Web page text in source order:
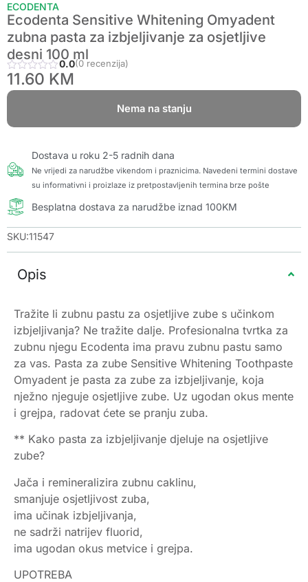
ECODENTA
Ecodenta Sensitive Whitening Omyadent
zubna pasta za izbjeljivanje za osjetljive
desni 100 ml
0.0(0 recenzija)
11.60 KM
Nema na stanju
Dostava u roku 2-5 radnih dana
Ne vrijedi za narudžbe vikendom i praznicima. Navedeni termini dostave
su informativni i proizlaze iz pretpostavljenih termina brze pošte
Besplatna dostava za narudžbe iznad 100KM
SKU:11547
Opis
Tražite li zubnu pastu za osjetljive zube s učinkom
izbjeljivanja? Ne tražite dalje. Profesionalna tvrtka za
zubnu njegu Ecodenta ima pravu zubnu pastu samo
za vas. Pasta za zube Sensitive Whitening Toothpaste
Omyadent je pasta za zube za izbjeljivanje, koja
nježno njeguje osjetljive zube. Uz ugodan okus mente
i grejpa, radovat ćete se pranju zuba.
** Kako pasta za izbjeljivanje djeluje na osjetljive
zube?
Jača i remineralizira zubnu caklinu,
smanjuje osjetljivost zuba,
ima učinak izbjeljivanja,
ne sadrži natrijev fluorid,
ima ugodan okus metvice i grejpa.
UPOTREBA